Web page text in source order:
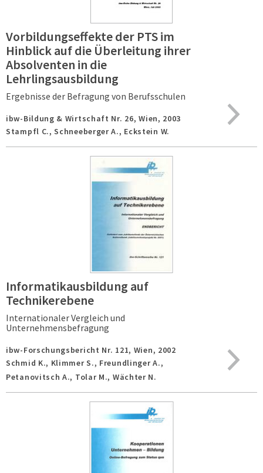
Vorbildungseffekte der PTS im
Hinblick auf die Überleitung ihrer
Absolventen in die
Lehrlingsausbildung
Ergebnisse der Befragung von Berufsschulen
ibw-Bildung & Wirtschaft Nr. 26,Wien, 2003
Stampfl C., Schneeberger A., Eckstein W.
Informatikausbildung auf
Technikerebene
Internationaler Vergleich und
Unternehmensbefragung
ibw-Forschungsbericht Nr. 121, Wien, 2002
Schmid K., Klimmer S., Freundlinger A.,
Petanovitsch A., Tolar M., Wächter N.